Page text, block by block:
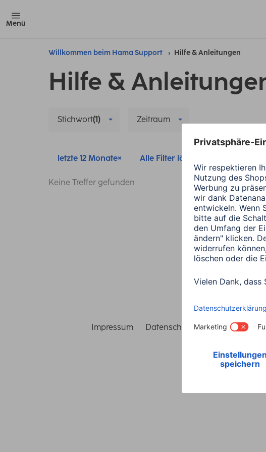
Menü
Willkommen beim Hama Support Hilfe & Anleitungen
Hilfe &
Stichwort(1) Zeitraum
letzte 12 Monate Alle Filter löschen
Keine Treffer gefunden
Impressum Datenschutz